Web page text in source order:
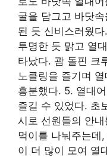
굴을 담그고 바닷
된 듯 신비스러웠
투명한 듯 맑고 열
타났다. 괌 돌핀 크
노클링을 즐기며
흥분했다. 5. 열대
즐길 수 있었다. 초
시로 선원들의 안
먹이를 나눠주는데
이 더 많이 모여 열